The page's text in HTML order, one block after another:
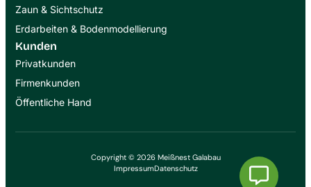
Zaun & Sichtschutz
Erdarbeiten & Bodenmodellierung
Kunden
Privatkunden
Firmenkunden
Öffentliche Hand
Copyright © 2026 Meißnest Galabau
ImpressumDatenschutz